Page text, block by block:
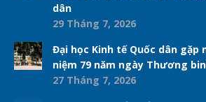
dân
29 Tháng 7, 2026
Đại học Kinh tế Quốc dân
niệm 79 năm ngày Thương
27 Tháng 7, 2026